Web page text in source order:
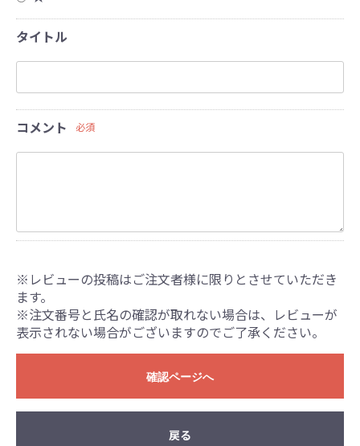
タイトル
コメント 必須
※レビューの投稿はご注文者様に限りとさせていただき
ます。
※注文番号と氏名の確認が取れない場合は、レビューが
表示されない場合がございますのでご了承ください。
確認ページへ
戻る